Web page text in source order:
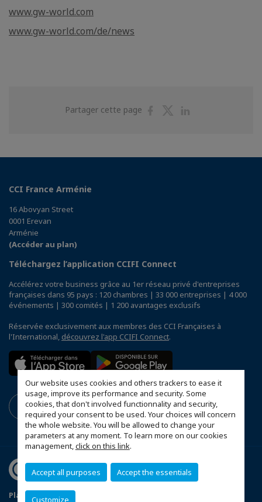
Our website uses cookies and others trackers to ease it
usage, improve its performance and security. Some
cookies, that don't involved functionnality and security,
required your consent to be used. Your choices will concern
the whole website. You will be allowed to change your
parameters at any moment. To learn more on our cookies
management,click on this link.
Accept all purposes Accept the essentials
Customize
www.gw-world.com
www.gw-world.com/de/news
Partager cette page
PartagerPartager
CCI France Arménie
16 Abovyan Street
0001 Erevan
Arménie
(Accéder au plan)
Téléchargez l’application CCIFI Connect
Accélérez votre business grâce au 1er réseau privé d'entreprises
françaises dans 95 pays : 120 chambres | 33 000 entreprises | 4 000
événements | 300 comités | 1 200 avantages exclusifs
Réservée exclusivement aux membres des CCI Françaises à
l'International, découvrez l'app CCIFI Connect.
Plan du site Mentions Légales